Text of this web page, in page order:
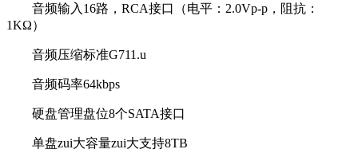
音频输入16路，RCA接口（电平：2.0Vp-p，阻抗：
1KΩ）
音频压缩标准G711.u
音频码率64kbps
硬盘管理盘位8个SATA接口
单盘zui大容量zui大支持8TB